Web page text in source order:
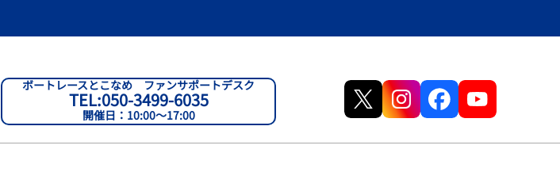
ボートレースとこなめ ファンサポートデスク
TEL:050-3499-6035
開催日：10:00～17:00